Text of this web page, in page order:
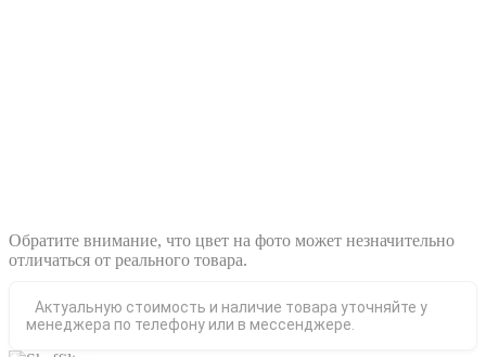
Обратите внимание, что цвет на фото может незначительно
отличаться от реального товара.
Актуальную стоимость и наличие товара уточняйте у
менеджера по телефону или в мессенджере.